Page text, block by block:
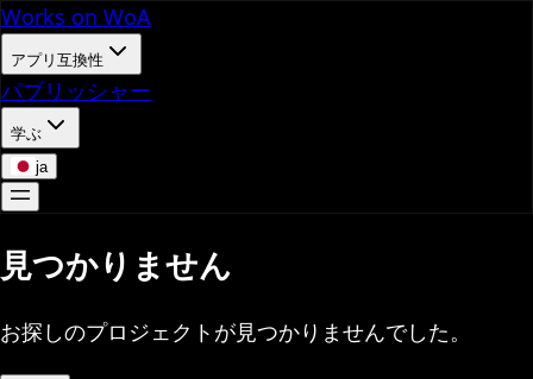
Works on WoA
アプリ互換性
パブリッシャー
学ぶ
ja
見つかりません
お探しのプロジェクトが見つかりませんでした。